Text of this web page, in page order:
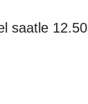
saatle 12.50